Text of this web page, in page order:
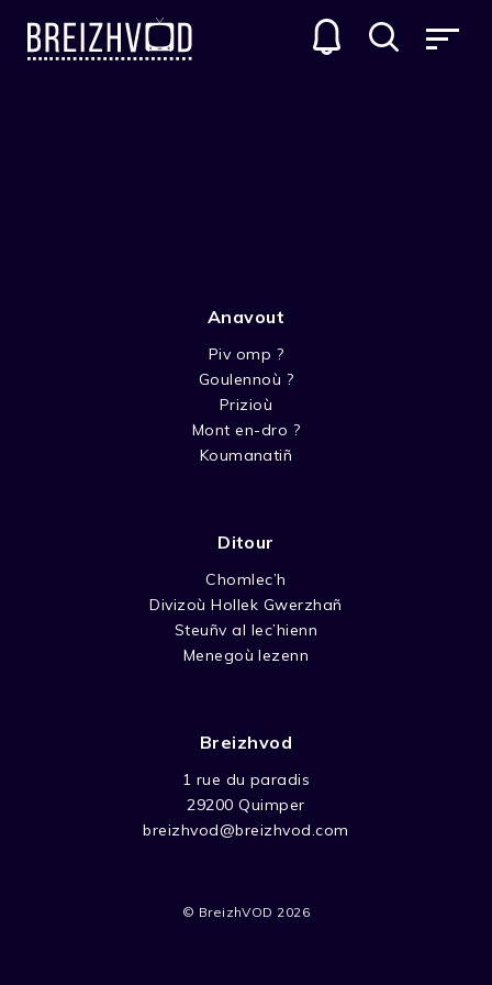
Yann-Fañch Kemener
Anavout
Piv omp ?
Goulennoù ?
Prizioù
Mont en-dro ?
Koumanatiñ
Ditour
Chomlec’h
Divizoù Hollek Gwerzhañ
Steuñv al lec’hienn
Menegoù lezenn
Breizhvod
1 rue du paradis
29200 Quimper
breizhvod@breizhvod.com
© BreizhVOD 2026